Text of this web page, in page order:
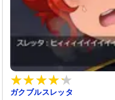
ガクブルスレッタ